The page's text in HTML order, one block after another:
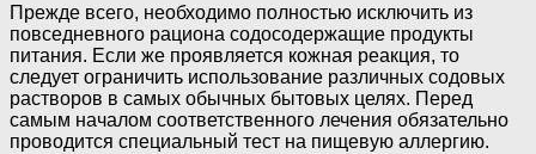
Прежде всего, необходимо полностью исключить из
повседневного рациона содосодержащие продукты
питания. Если же проявляется кожная реакция, то
следует ограничить использование различных содовых
растворов в самых обычных бытовых целях. Перед
самым началом соответственного лечения обязательно
проводится специальный тест на пищевую аллергию.